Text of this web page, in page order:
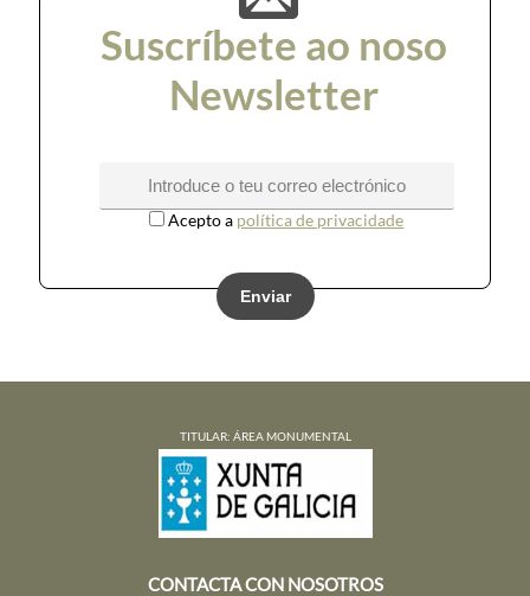
Suscríbete ao noso
Newsletter
Acepto a política de privacidade
Enviar
TITULAR: ÁREA MONUMENTAL
CONTACTA CON NOSOTROS